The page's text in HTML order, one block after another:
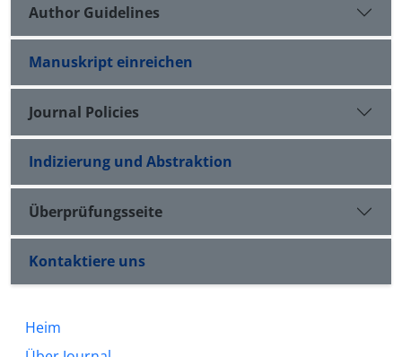
Author Guidelines
Manuskript einreichen
Journal Policies
Indizierung und Abstraktion
Überprüfungsseite
Kontaktiere uns
Heim